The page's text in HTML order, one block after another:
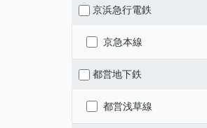
京浜急行電鉄
京急本線
都営地下鉄
都営浅草線